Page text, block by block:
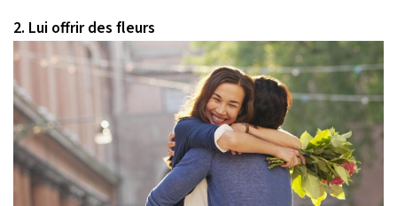
2. Lui offrir des fleurs